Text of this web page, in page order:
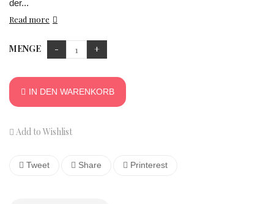
der...
Read more
MENGE
IN DEN WARENKORB
Add to Wishlist
Tweet Share Printerest